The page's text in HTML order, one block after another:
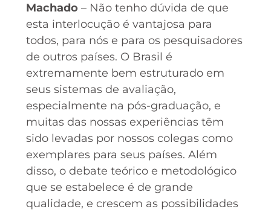
Machado– Não tenho dúvida de que
esta interlocução é vantajosa para
todos, para nós e para os pesquisadores
de outros países. O Brasil é
extremamente bem estruturado em
seus sistemas de avaliação,
especialmente na pós-graduação, e
muitas das nossas experiências têm
sido levadas por nossos colegas como
exemplares para seus países. Além
disso, o debate teórico e metodológico
que se estabelece é de grande
qualidade, e crescem as possibilidades